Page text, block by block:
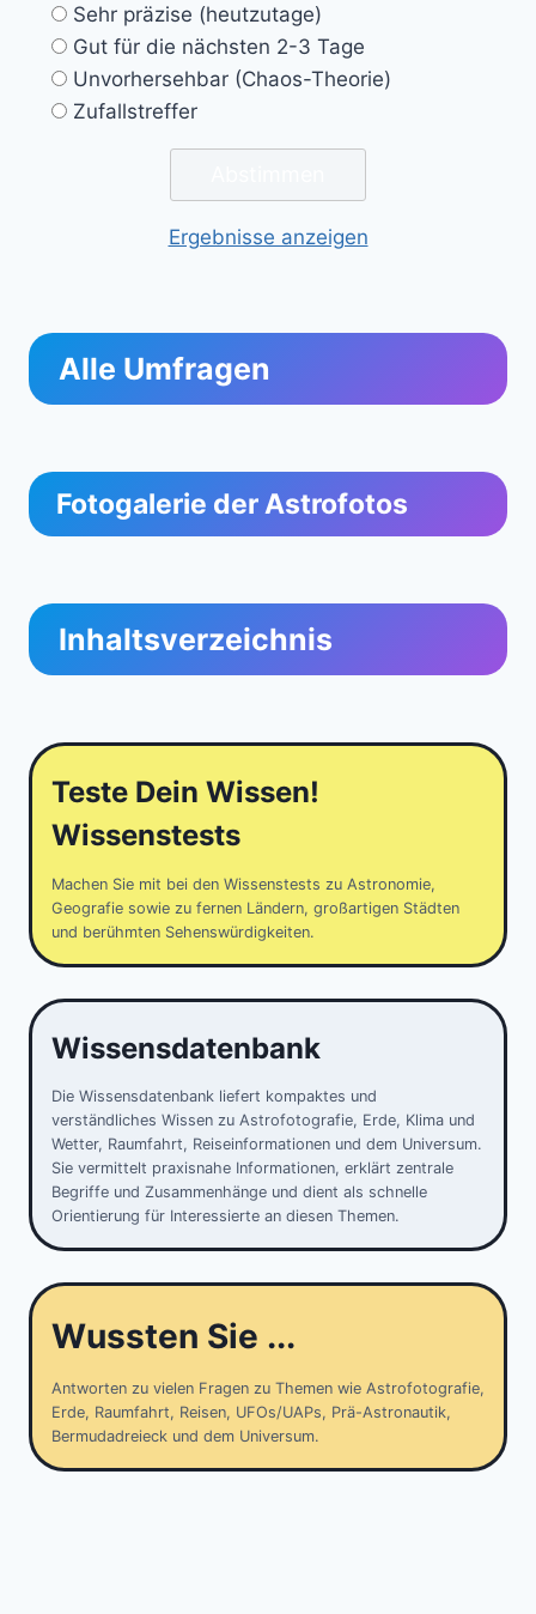
Sehr präzise (heutzutage)
Gut für die nächsten 2-3 Tage
Unvorhersehbar (Chaos-Theorie)
Zufallstreffer
Ergebnisse anzeigen
Alle Umfragen
Fotogalerie der Astrofotos
Inhaltsverzeichnis
Teste Dein Wissen!
Wissenstests
Machen Sie mit bei den Wissenstests zu Astronomie,
Geografie sowie zu fernen Ländern, großartigen Städten
und berühmten Sehenswürdigkeiten.
Wissensdatenbank
Die Wissensdatenbank liefert kompaktes und
verständliches Wissen zu Astrofotografie, Erde, Klima und
Wetter, Raumfahrt, Reiseinformationen und dem Universum.
Sie vermittelt praxisnahe Informationen, erklärt zentrale
Begriffe und Zusammenhänge und dient als schnelle
Orientierung für Interessierte an diesen Themen.
Wussten Sie ...
Antworten zu vielen Fragen zu Themen wie Astrofotografie,
Erde, Raumfahrt, Reisen, UFOs/UAPs, Prä-Astronautik,
Bermudadreieck und dem Universum.